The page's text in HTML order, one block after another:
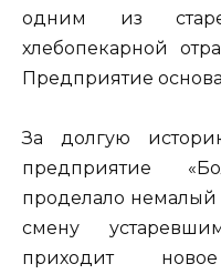
одним из
хлебопекарной
Предприятие
За долгую
предприятие
проделало немалый
смену
приходит новое